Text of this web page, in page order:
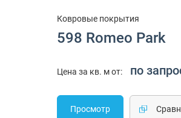
Ковровые покрытия
598 Romeo Park
Цена за кв. м от: по
Просмотр